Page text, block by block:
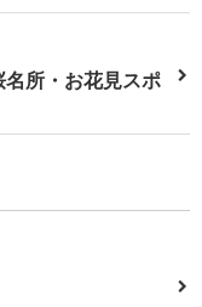
所・お花見スポ